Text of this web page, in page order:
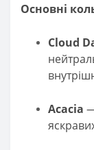
Основні
Cloud
Acacia